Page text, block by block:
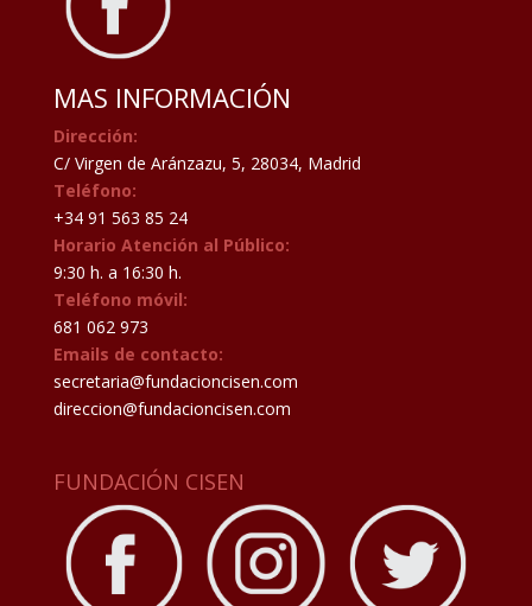
MAS INFORMACIÓN
Dirección:
C/ Virgen de Aránzazu, 5, 28034, Madrid
Teléfono:
+34 91 563 85 24
Horario Atención al Público:
9:30 h. a 16:30 h.
Teléfono móvil:
681 062 973
Emails de contacto:
secretaria@fundacioncisen.com
direccion@fundacioncisen.com
FUNDACIÓN CISEN